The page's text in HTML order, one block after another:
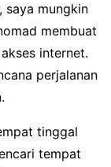
saya mungkin
membuat
internet.
perjalanan
tinggal
tempat